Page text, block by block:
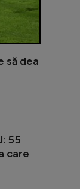
să dea
55
care